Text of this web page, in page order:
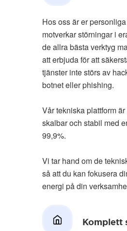
Hos oss är er
motverkar störningar i
de allra bästa verktyg
att erbjuda för att
tjänster inte störs av
botnet eller phishing.
Vår tekniska plattform
skalbar och stabil med
99,9%.
Vi tar hand om de
så att du kan fokusera
energi på din
Komplett